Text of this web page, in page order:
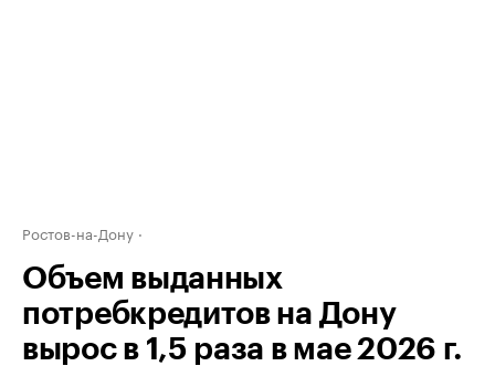
Ростов-на-Дону
Объем выданных
потребкредитов на Дону
вырос в 1,5 раза в мае 2026 г.